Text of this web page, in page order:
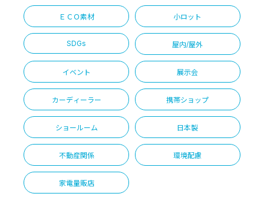
ＥＣＯ素材 小ロット
SDGs 屋内/屋外
イベント 展示会
カーディーラー 携帯ショップ
ショールーム 日本製
不動産関係 環境配慮
家電量販店